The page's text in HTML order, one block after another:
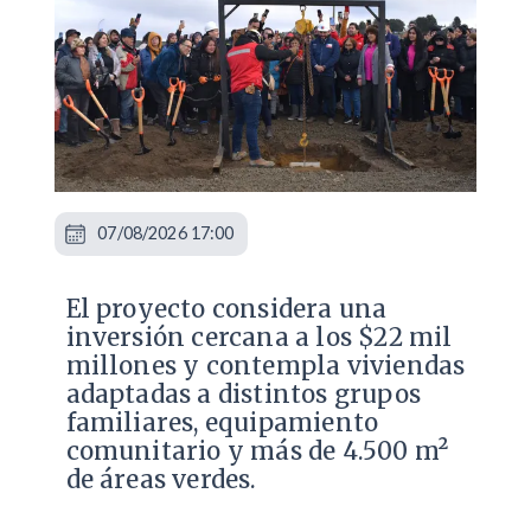
El proyecto considera una
inversión cercana a los $22 mil
millones y contempla viviendas
adaptadas a distintos grupos
familiares, equipamiento
comunitario y más de 4.500 m²
de áreas verdes.
07/08/2026 17:00